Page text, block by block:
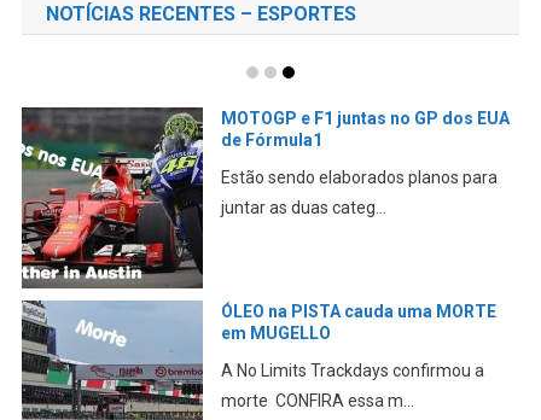
NOTÍCIAS RECENTES – ESPORTES
MOTOGP SILVERSTONE – BEZZ P1 –
Resumo da SEXTA-FEIRA
Bezzecchi da Aprilia demonstra o
velho ritmo na sexta-f...
Mundial SUPERBIKE terá motores
1200 CILINDRADAS
O WorldSBK anunciou oficialmente
uma série de alteraçõe...